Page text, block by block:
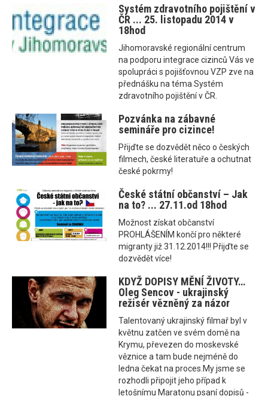
Systém zdravotního pojištění v
ČR ... 25. listopadu 2014 v
18hod
Jihomoravské regionální centrum
na podporu integrace cizinců Vás ve
spolupráci s pojišťovnou VZP zve na
přednášku na téma Systém
zdravotního pojištění v ČR.
Pozvánka na zábavné
semináře pro cizince!
Přijďte se dozvědět něco o českých
filmech, české literatuře a ochutnat
české pokrmy!
České státní občanství – Jak
na to? ... 27.11.od 18hod
Možnost získat občanství
PROHLÁŠENÍM končí pro některé
migranty již 31.12.2014!!! Přijďte se
dozvědět více!
KDYŽ DOPISY MĚNÍ ŽIVOTY…
Oleg Sencov - ukrajinský
režisér vězněný za názor
Talentovaný ukrajinský filmař byl v
květnu zatčen ve svém domě na
Krymu, převezen do moskevské
věznice a tam bude nejméně do
ledna čekat na proces.My jsme se
rozhodli připojit jeho případ k
letošnímu Maratonu psaní dopisů -